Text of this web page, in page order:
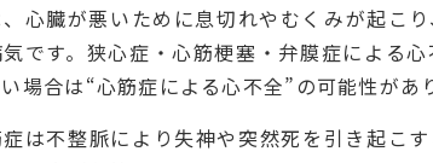
心臓が悪いために息切れやむくみが起こ
です。狭心症・心筋梗塞・弁膜症による
場合は“心筋症による心不全”の可能性があ
は不整脈により失神や突然死を引き起こ